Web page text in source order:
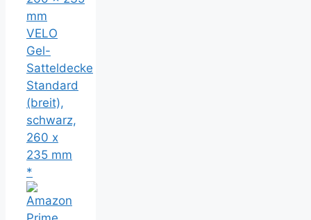
VELO
Gel-
Satteldecke
Standard
(breit),
schwarz,
260 x
235 mm
*